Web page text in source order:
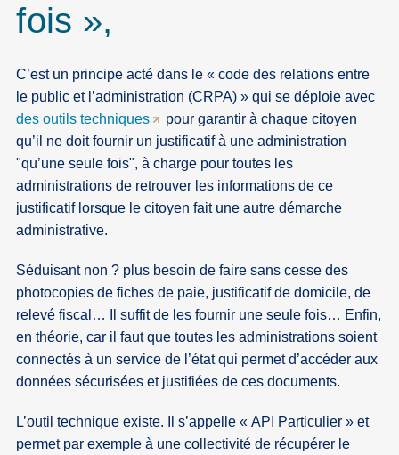
fois »,
C’est un principe acté dans le « code des relations entre
le public et l’administration (CRPA) » qui se déploie avec
des outils techniques
pour garantir à chaque citoyen
qu’il ne doit fournir un justificatif à une administration
"qu’une seule fois", à charge pour toutes les
administrations de retrouver les informations de ce
justificatif lorsque le citoyen fait une autre démarche
administrative.
Séduisant non ? plus besoin de faire sans cesse des
photocopies de fiches de paie, justificatif de domicile, de
relevé fiscal… Il suffit de les fournir une seule fois… Enfin,
en théorie, car il faut que toutes les administrations soient
connectés à un service de l’état qui permet d’accéder aux
données sécurisées et justifiées de ces documents.
L’outil technique existe. Il s’appelle « API Particulier » et
permet par exemple à une collectivité de récupérer le